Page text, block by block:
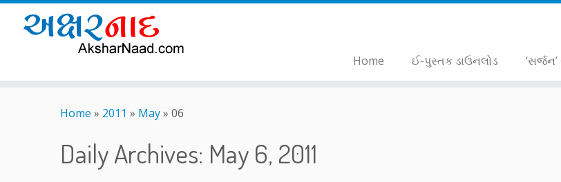
Home ઈ-પુસ્તક ડાઉનલોડ
Home » 2011 » May» 06
Daily Archives: May 6, 2011